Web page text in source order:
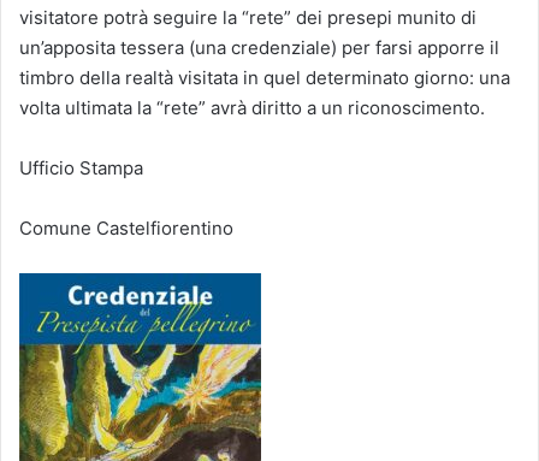
visitatore potrà seguire la “rete” dei presepi munito di
un’apposita tessera (una credenziale) per farsi apporre il
timbro della realtà visitata in quel determinato giorno: una
volta ultimata la “rete” avrà diritto a un riconoscimento.
Ufficio Stampa
Comune Castelfiorentino